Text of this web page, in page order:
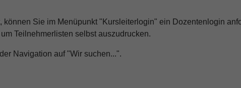
Sie im Menüpunkt "Kursleiterlogin" ein Dozentenlogin
Teilnehmerlisten selbst auszudrucken.
Navigation auf "Wir suchen...".